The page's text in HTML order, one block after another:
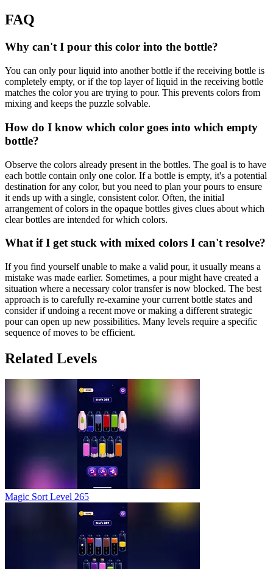
FAQ
Why can't I pour this color into the bottle?
You can only pour liquid into another bottle if the receiving bottle is
completely empty, or if the top layer of liquid in the receiving bottle
matches the color you are trying to pour. This prevents colors from
mixing and keeps the puzzle solvable.
How do I know which color goes into which empty
bottle?
Observe the colors already present in the bottles. The goal is to have
each bottle contain only one color. If a bottle is empty, it's a potential
destination for any color, but you need to plan your pours to ensure
it ends up with a single, consistent color. Often, the initial
arrangement of colors in the opaque bottles gives clues about which
clear bottles are intended for which colors.
What if I get stuck with mixed colors I can't resolve?
If you find yourself unable to make a valid pour, it usually means a
mistake was made earlier. Sometimes, a pour might have created a
situation where a necessary color transfer is now blocked. The best
approach is to carefully re-examine your current bottle states and
consider if undoing a recent move or making a different strategic
pour can open up new possibilities. Many levels require a specific
sequence of moves to be efficient.
Related Levels
Magic Sort Level 265